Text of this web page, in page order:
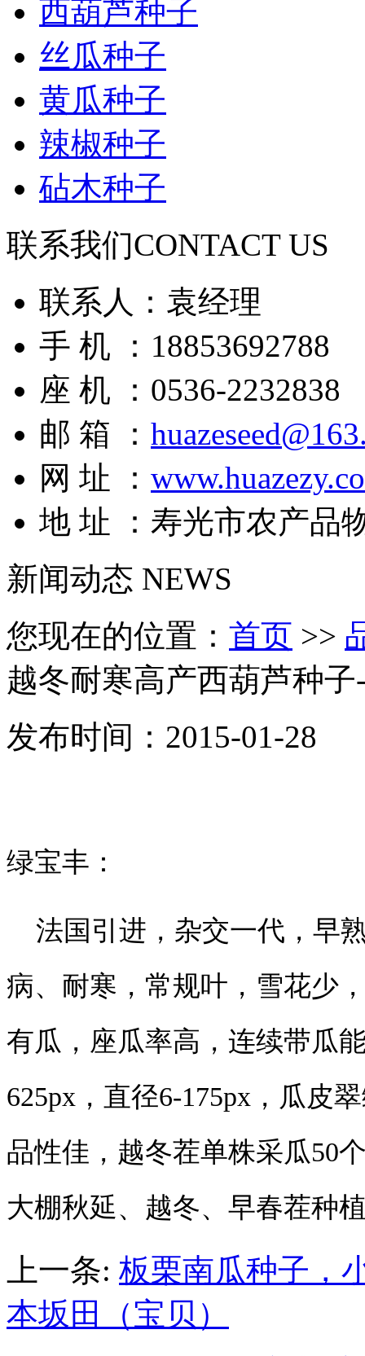
西葫芦种子
丝瓜种子
黄瓜种子
辣椒种子
砧木种子
联系我们CONTACT US
联系人：袁经理
手 机 ：18853692788
座 机 ：0536-2232838
邮 箱 ：
网 址 ：
地 址 ：寿光市农产品
新闻动态 NEWS
您现在的位置： 首页 >>
越冬耐寒高产西葫芦种
发布时间：2015-01-28
绿宝丰：
法国引进，杂交一代，早
病、耐寒，常规叶，雪花少
有瓜，座瓜率高，连续带瓜
625px，直径6-175px，瓜皮
品性佳，越冬茬单株采瓜50
大棚秋延、越冬、早春茬种
上一条: 板栗南瓜种子，
本坂田（宝贝）